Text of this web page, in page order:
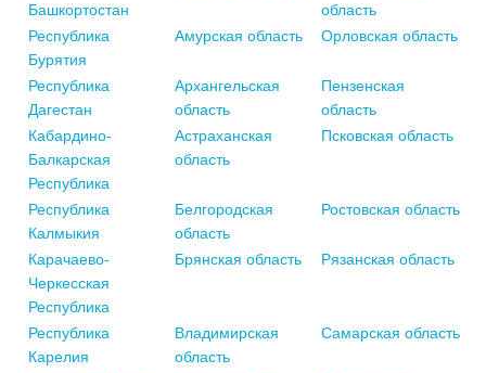
Башкортостан
область
Республика
Бурятия
Амурская область Орловская область
Республика
Дагестан
Архангельская
область
Пензенская
область
Кабардино-
Балкарская
Республика
Астраханская
область
Псковская область
Республика
Калмыкия
Белгородская
область
Ростовская область
Карачаево-
Черкесская
Республика
Брянская область Рязанская область
Республика
Карелия
Владимирская
область
Самарская область